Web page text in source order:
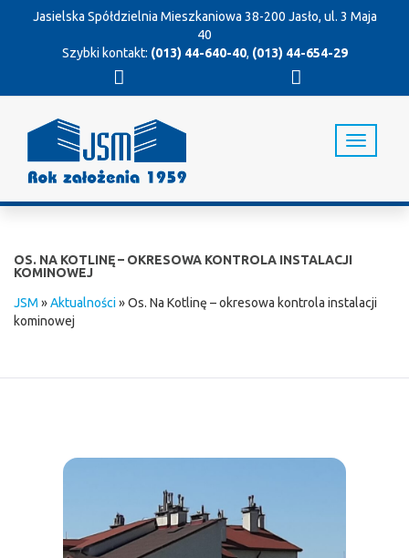
Jasielska Spółdzielnia Mieszkaniowa 38-200 Jasło, ul. 3 Maja
40
Szybki kontakt: (013) 44-640-40, (013) 44-654-29
T
o
i
i
OS. NA KOTLINĘ – OKRESOWA KONTROLA INSTALACJI
KOMINOWEJ
JSM »Aktualności»Os. Na Kotlinę – okresowa kontrola instalacji
kominowej